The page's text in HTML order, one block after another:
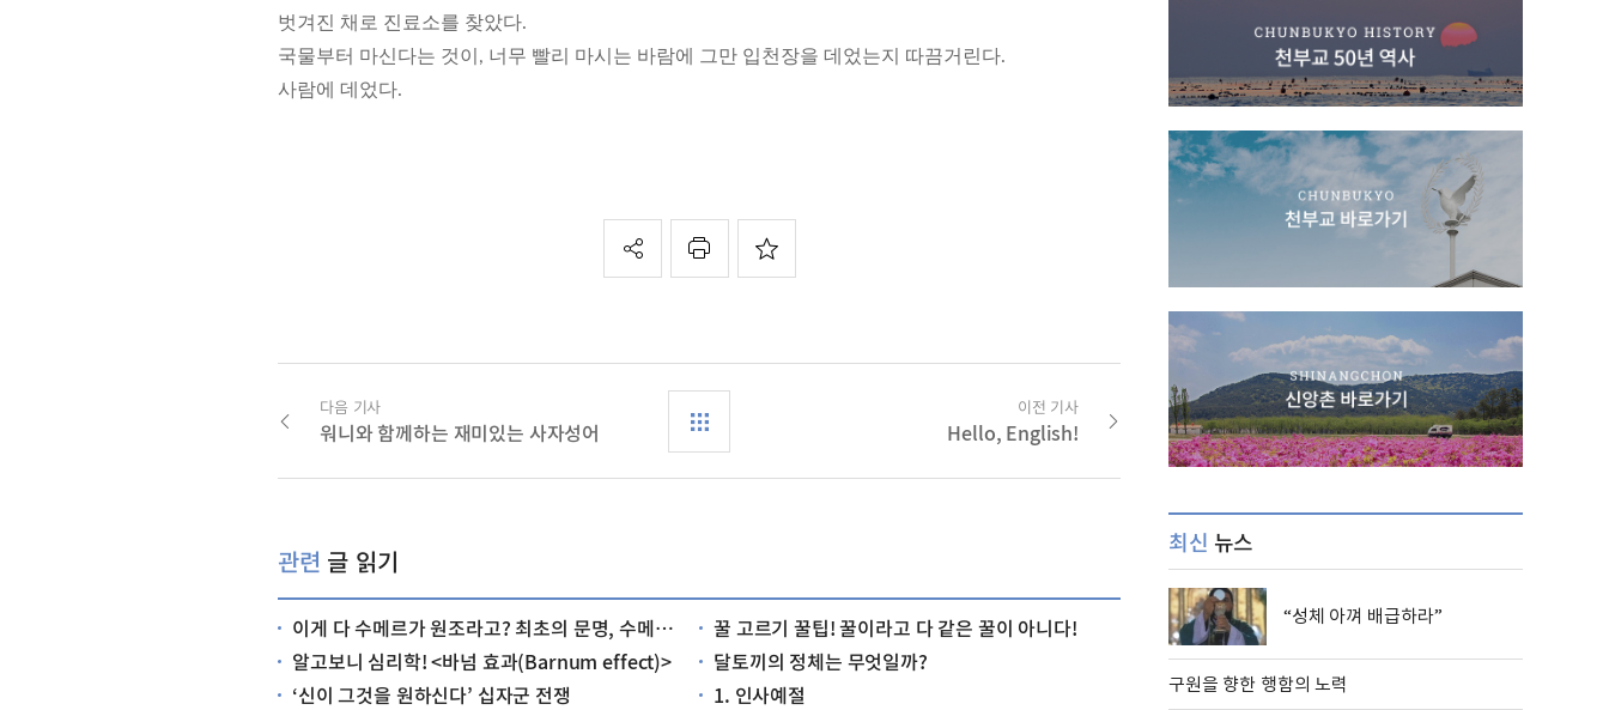
벗겨진 채로 진료소를 찾았다.
국물부터 마신다는 것이, 너무 빨리 마시는 바람에 그만 입천장을 데었는지 따끔거린다.
사람에 데었다.
다음 기사
워니와 함께하는 재미있는 사자성어
이전 기사
Hello, English!
관련 글 읽기
이게 다 수메르가 원조라고? 최초의 문명, 수메르는 어떤 문명이었을까?
꿀 고르기 꿀팁! 꿀이라고 다 같은 꿀이 아니다!
알고보니 심리학! <바넘 효과(Barnum effect)>
달토끼의 정체는 무엇일까?
‘신이 그것을 원하신다’ 십자군 전쟁
1. 인사예절
최신 뉴스
“성체 아껴 배급하라”
구원을 향한 행함의 노력